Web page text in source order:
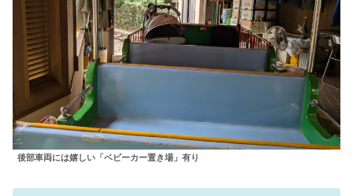
後部車両には嬉しい「ベビーカー置き場」有り